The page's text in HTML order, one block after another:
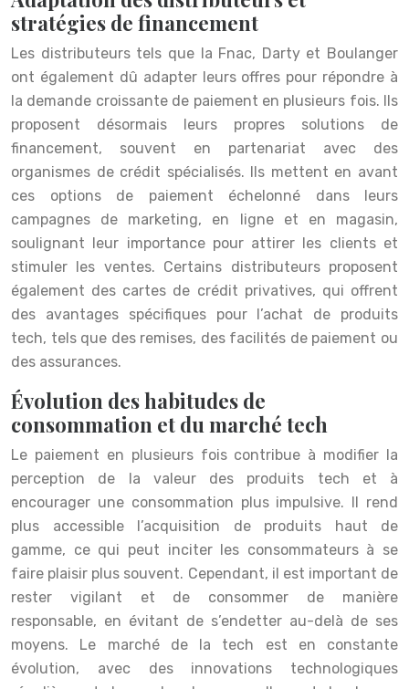
stratégies de financement
Les distributeurs tels que la Fnac, Darty et Boulanger
ont également dû adapter leurs offres pour répondre à
la demande croissante de paiement en plusieurs fois. Ils
proposent désormais leurs propres solutions de
financement, souvent en partenariat avec des
organismes de crédit spécialisés. Ils mettent en avant
ces options de paiement échelonné dans leurs
campagnes de marketing, en ligne et en magasin,
soulignant leur importance pour attirer les clients et
stimuler les ventes. Certains distributeurs proposent
également des cartes de crédit privatives, qui offrent
des avantages spécifiques pour l’achat de produits
tech, tels que des remises, des facilités de paiement ou
des assurances.
Évolution des habitudes de
consommation et du marché tech
Le paiement en plusieurs fois contribue à modifier la
perception de la valeur des produits tech et à
encourager une consommation plus impulsive. Il rend
plus accessible l’acquisition de produits haut de
gamme, ce qui peut inciter les consommateurs à se
faire plaisir plus souvent. Cependant, il est important de
rester vigilant et de consommer de manière
responsable, en évitant de s’endetter au-delà de ses
moyens. Le marché de la tech est en constante
évolution, avec des innovations technologiques